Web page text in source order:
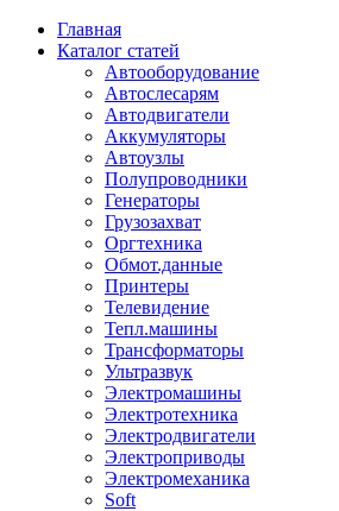
Главная
Каталог статей
Автооборудование
Автослесарям
Автодвигатели
Аккумуляторы
Автоузлы
Полупроводники
Генераторы
Грузозахват
Оргтехника
Обмот.данные
Принтеры
Телевидение
Тепл.машины
Трансформаторы
Ультразвук
Электромашины
Электротехника
Электродвигатели
Электроприводы
Электромеханика
Soft